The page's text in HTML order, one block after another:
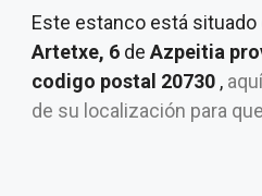
Este estanco está situado
Artetxe, 6 de Azpeitia
codigo postal 20730 ,
de su localización para